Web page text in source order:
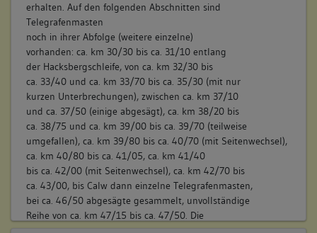
3. Bauphase:
(1925 - 1945)
3. Bauphase und Epoche II (allg. BE): Betonbauwerk für
Wärterbude auf westlichem Damm bei Weil der Stadt (km
27/00) und 1938 unter Geheimhaltung errichtetes
Behelfsstellwerk in Ostelsheim bei km 33/05. Die Strecke war
als „kriegswichtig“ eingestuft worden und sollte
Versorgungszwecke übernehmen. Die Schienen zeigen -
vorallem im Bereich Althengstett - Datierungen aus den
letzten 1920er bis in die 1950er Jahren.
Betroffene Gebäudeteile:
keine
Abbildungsnachweis
Abbildungsnachweis
erhalten. Auf den folgenden Abschnitten sind
Telegrafenmasten
noch in ihrer Abfolge (weitere einzelne)
vorhanden: ca. km 30/30 bis ca. 31/10 entlang
der Hacksbergschleife, von ca. km 32/30 bis
ca. 33/40 und ca. km 33/70 bis ca. 35/30 (mit nur
kurzen Unterbrechungen), zwischen ca. km 37/10
und ca. 37/50 (einige abgesägt), ca. km 38/20 bis
ca. 38/75 und ca. km 39/00 bis ca. 39/70 (teilweise
umgefallen), ca. km 39/80 bis ca. 40/70 (mit Seitenwechsel),
ca. km 40/80 bis ca. 41/05, ca. km 41/40
bis ca. 42/00 (mit Seitenwechsel), ca. km 42/70 bis
ca. 43/00, bis Calw dann einzelne Telegrafenmasten,
bei ca. 46/50 abgesägte gesammelt, unvollständige
Reihe von ca. km 47/15 bis ca. 47/50. Die
vollständigste, am besten erhaltene Reihe dürfte